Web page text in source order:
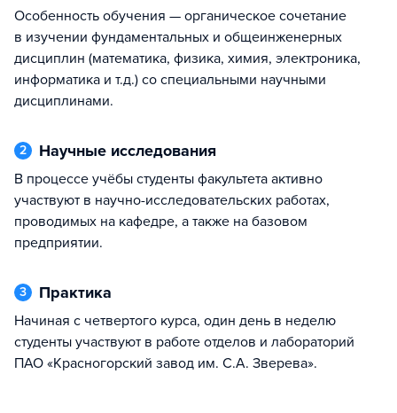
Особенность обучения — органическое сочетание
в изучении фундаментальных и общеинженерных
дисциплин (математика, физика, химия, электроника,
информатика и т.д.) со специальными научными
дисциплинами.
2 Научные исследования
В процессе учёбы студенты факультета активно
участвуют в научно-исследовательских работах,
проводимых на кафедре, а также на базовом
предприятии.
3 Практика
Начиная с четвертого курса, один день в неделю
студенты участвуют в работе отделов и лабораторий
ПАО «Красногорский завод им. С.А. Зверева».